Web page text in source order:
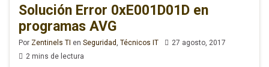
Solución Error 0xE001D01D en
programas AVG
Por Zentinels TI en Seguridad , Técnicos IT
27 agosto, 2017
2 mins de lectura